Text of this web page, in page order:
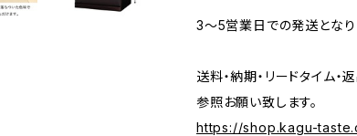
3〜5営業日での発送となり
送料・納期・リードタイム
参照お願い致します。
https://shop.kagu-